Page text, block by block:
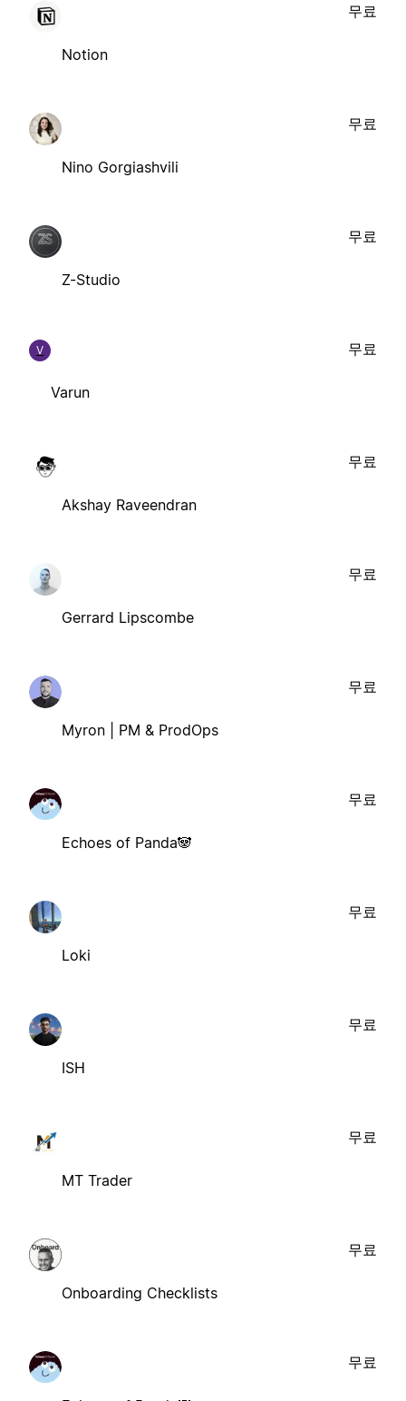
Notion
무료
Nino Gorgiashvili
무료
Z-Studio
무료
V
Varun
무료
Akshay Raveendran
무료
Gerrard Lipscombe
무료
Myron | PM & ProdOps
무료
Echoes of Panda🐼
무료
Loki
무료
ISH
무료
MT Trader
무료
Onboarding Checklists
무료
무료